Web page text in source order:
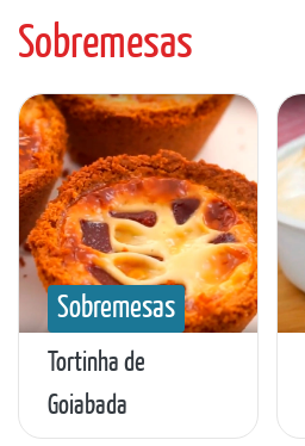
Sobremesas
Sobremesas
Tortinha de
Goiabada